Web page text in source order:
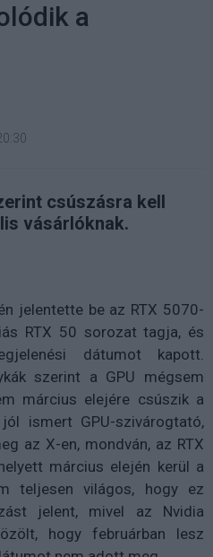
a
csúszásra kell
vásárlóknak.
jelentette be az RTX 5070-
RTX 50 sorozat tagja, és
dátumot kapott.
szerint a GPU mégsem
március elejére csúszik a
ismert GPU-szivárogtató,
az X-en, mondván, az RTX
március elején kerül a
teljesen világos, hogy ez
jelent, mivel az Nvidia
hogy februárban lesz